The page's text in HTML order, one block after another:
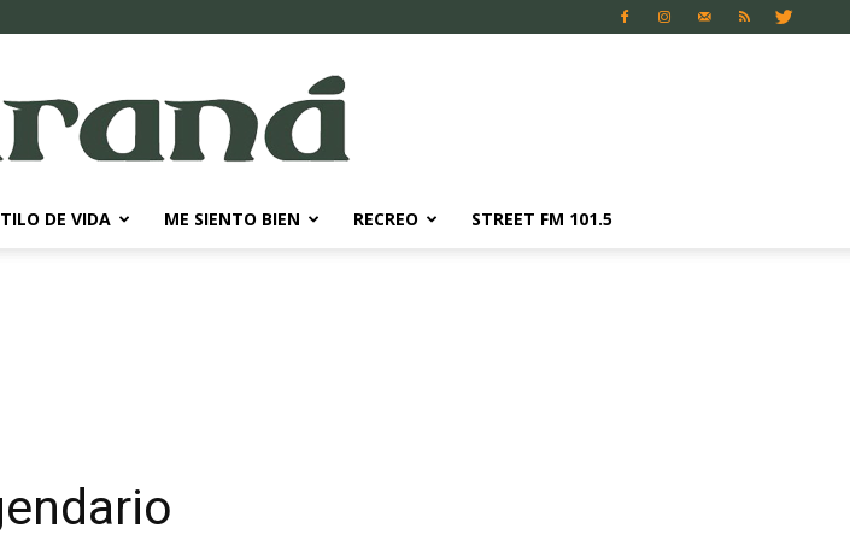
DE VIDA ME SIENTO BIEN RECREO STREET FM 101.5